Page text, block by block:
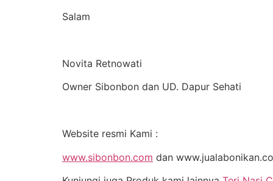
Salam
Novita Retnowati
Owner Sibonbon dan UD. Dapur Sehati
Website resmi Kami :
www.sibonbon.com dan